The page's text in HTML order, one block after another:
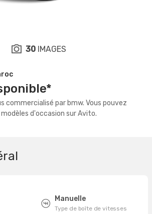
commercialisé par bmw. Vous pouvez
d'occasion sur Avito.
30 IMAGES
Manuelle
Type de boîte de vitesses